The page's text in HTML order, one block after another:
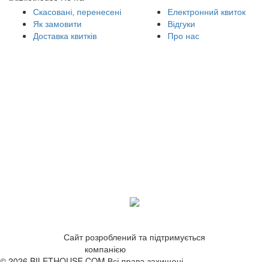
Скасовані, перенесені
Як замовити
Доставка квитків
Електронний квиток
Відгуки
Про нас
Сайт розроблений та підтримується
компанією